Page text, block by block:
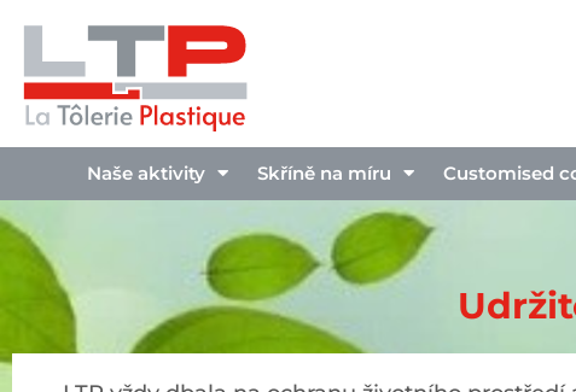
Naše aktivity Skříně na míru Customised